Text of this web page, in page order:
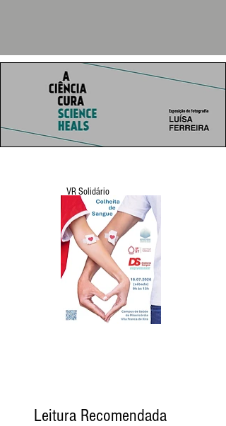
VR Solidário
Leitura Recomendada